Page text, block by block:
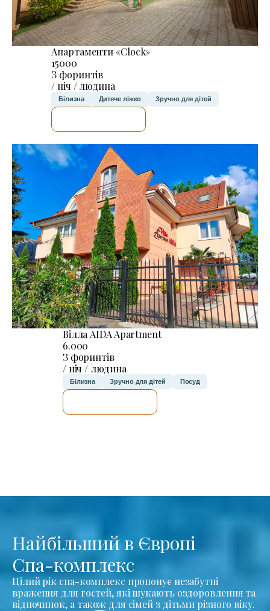
Апартаменти «Clock»
15000
З форинтів
/ ніч / людина
Білизна Дитяче ліжко Зручно для дітей
Вілла AIDA Apartment
6.000
З форинтів
/ ніч / людина
Білизна Зручно для дітей Посуд
Найбільший в Європі
Спа-комплекс
Цілий рік спа-комплекс пропонує незабутні
враження для гостей, які шукають оздоровлення та
відпочинок, а також для сімей з дітьми різного віку.